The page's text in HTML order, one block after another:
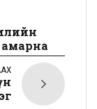
амарна